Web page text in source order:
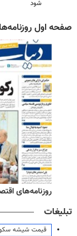
شود
صفحه اول روزنامه‌ها
روزنامه‌های اقتصادی
تبلیغات
قیمت شیشه